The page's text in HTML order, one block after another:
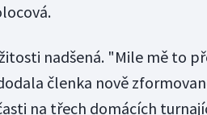
nadšená. "Mile mě to
členka nově
na třech domácích